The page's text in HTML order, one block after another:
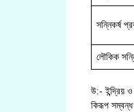
সন্নিকর্ষ
লৌকিক
উ:- ইন্দ্রিয় ও
কিরূপ সম্বন্ধ